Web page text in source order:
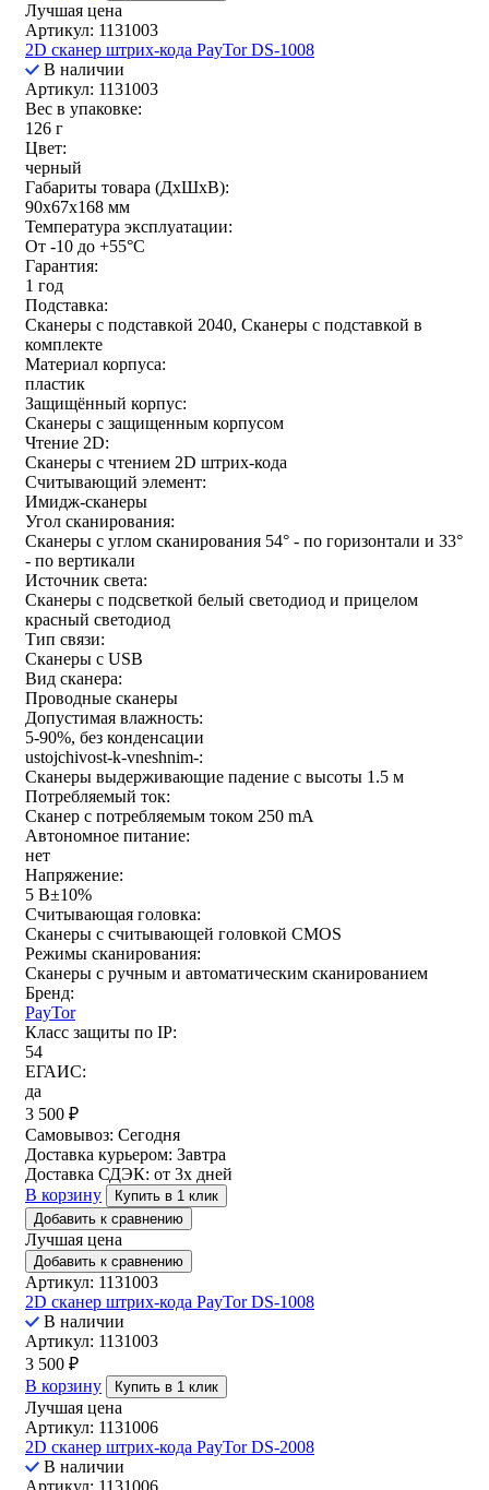
Лучшая цена
Артикул: 1131003
2D сканер штрих-кода PayTor DS-1008
В наличии
Артикул: 1131003
Вес в упаковке:
126 г
Цвет:
черный
Габариты товара (ДxШxВ):
90x67x168 мм
Температура эксплуатации:
От -10 до +55°С
Гарантия:
1 год
Подставка:
Сканеры с подставкой 2040, Сканеры с подставкой в
комплекте
Материал корпуса:
пластик
Защищённый корпус:
Сканеры с защищенным корпусом
Чтение 2D:
Сканеры с чтением 2D штрих-кода
Считывающий элемент:
Имидж-сканеры
Угол сканирования:
Сканеры с углом сканирования 54° - по горизонтали и 33°
- по вертикали
Источник света:
Сканеры с подсветкой белый светодиод и прицелом
красный светодиод
Тип связи:
Сканеры с USB
Вид сканера:
Проводные сканеры
Допустимая влажность:
5-90%, без конденсации
ustojchivost-k-vneshnim-:
Сканеры выдерживающие падение с высоты 1.5 м
Потребляемый ток:
Сканер с потребляемым током 250 mA
Автономное питание:
нет
Напряжение:
5 В±10%
Считывающая головка:
Сканеры с считывающей головкой CMOS
Режимы сканирования:
Сканеры с ручным и автоматическим сканированием
Бренд:
PayTor
Класс защиты по IP:
54
ЕГАИС:
да
3 500 ₽
Самовывоз: Сегодня
Доставка курьером: Завтра
Доставка СДЭК: от 3х дней
В корзину
Купить в 1 клик
Добавить к сравнению
Лучшая цена
Добавить к сравнению
Артикул: 1131003
2D сканер штрих-кода PayTor DS-1008
В наличии
Артикул: 1131003
3 500 ₽
В корзину
Купить в 1 клик
Лучшая цена
Артикул: 1131006
2D сканер штрих-кода PayTor DS-2008
В наличии